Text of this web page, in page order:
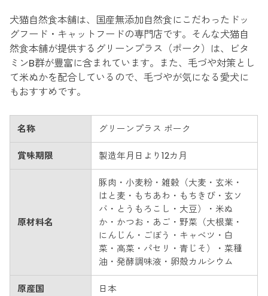
犬猫自然食本舗は、国産無添加自然食にこだわったドッ
グフード・キャットフードの専門店です。そんな犬猫自
然食本舗が提供するグリーンプラス（ポーク）は、ビタ
ミンB群が豊富に含まれています。また、毛づや対策とし
て米ぬかを配合しているので、毛づやが気になる愛犬に
もおすすめです。
名称 グリーンプラス ポーク
賞味期限 製造年月日より12カ月
原材料名
豚肉・小麦粉・雑穀（大麦・玄米・
はと麦・もちあわ・もちきび・玄ソ
バ・とうもろこし・大豆）・米ぬ
か・かつお・あご・野菜（大根葉・
にんじん・ごぼう・キャベツ・白
菜・高菜・パセリ・青じそ）・菜種
油・発酵調味液・卵殻カルシウム
原産国 日本